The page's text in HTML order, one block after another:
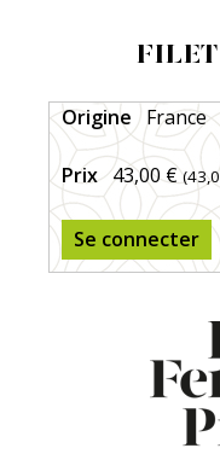
Origine France
Prix 43,00 € (
Se connecter